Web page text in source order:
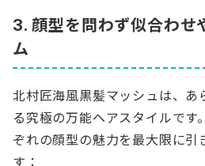
3. 顔型を問わず似合わせ
ム
北村匠海風黒髪マッシュは、あ
る究極の万能ヘアスタイルです
ぞれの顔型の魅力を最大限に引
す：